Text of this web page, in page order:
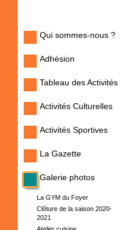
Qui sommes-nous ?
Adhésion
Tableau des Activités
Activités Culturelles
Activités Sportives
La Gazette
Galerie photos
La GYM du Foyer
Clôture de la saison 2020-
2021